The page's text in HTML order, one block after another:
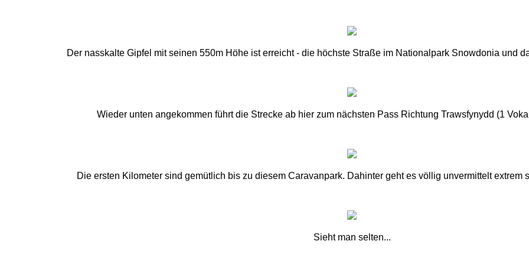
Der nasskalte Gipfel mit seinen 550m Höhe ist erreicht - die höchste Straße im Nationalpark Snowdonia und
Wieder unten angekommen führt die Strecke ab hier zum nächsten Pass Richtung Trawsfynydd (1
Die ersten Kilometer sind gemütlich bis zu diesem Caravanpark. Dahinter geht es völlig unvermittelt extrem
Sieht man selten...